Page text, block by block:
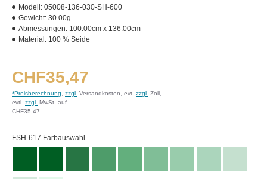
CHF35,47
*Preisberechnung zzgl. Versandkosten, evt. zzgl. Zoll,
evtl. zzgl. MwSt. auf
CHF35,47
Modell: 05008-136-030-SH-600
Gewicht: 30.00g
Abmessungen: 100.00cm x 136.00cm
Material: 100 % Seide
FSH-617 Farbauswahl